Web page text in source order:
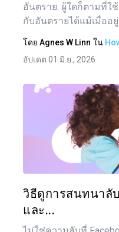
อันตราย. ผู้ใดก็ตามที่ใ
กับอันตรายได้แม้เมื่ออ
โดย Agnes W Linn ใน
อัปเดต 01 มิ.ย., 2026
วิธีดูการสนทนาลั
และ...